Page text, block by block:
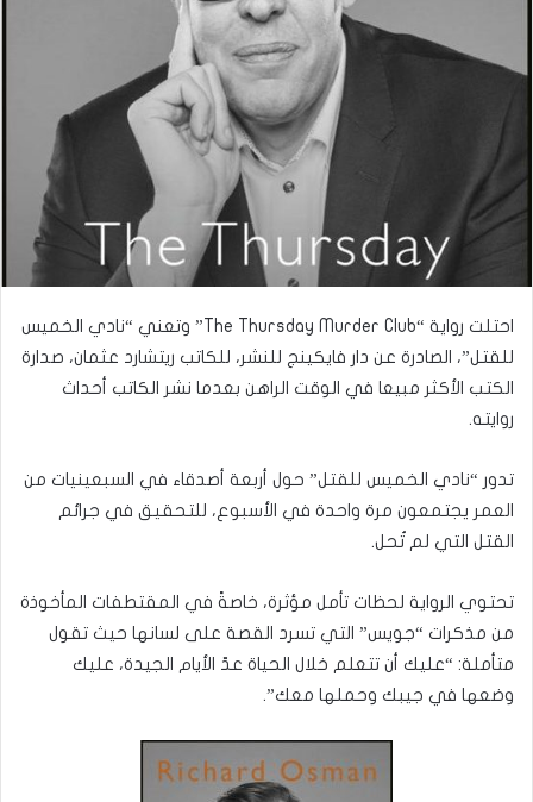
احتلت رواية “The Thursday Murder Club” وتعني “نادي الخميس
للقتل”، الصادرة عن دار فايكينج للنشر، للكاتب ريتشارد عثمان، صدارة
الكتب الأكثر مبيعا في الوقت الراهن بعدما نشر الكاتب أحداث
روايته.
تدور “نادي الخميس للقتل” حول أربعة أصدقاء في السبعينيات من
العمر يجتمعون مرة واحدة في الأسبوع، للتحقيق في جرائم
القتل التي لم تُحل.
تحتوي الرواية لحظات تأمل مؤثرة، خاصةً في المقتطفات المأخوذة
من مذكرات “جويس” التي تسرد القصة على لسانها حيث تقول
متأملة: “عليك أن تتعلم خلال الحياة عدّ الأيام الجيدة، عليك
وضعها في جيبك وحملها معك”.